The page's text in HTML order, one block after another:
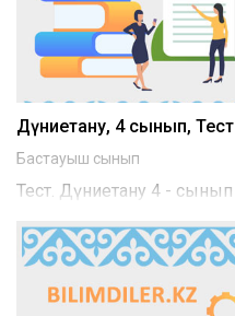
Дүниетану, 4 сынып, Тест
Бастауыш сынып
Тест. Дүниетану 4 - сынып